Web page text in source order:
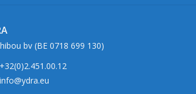
bv (BE 0718 699 130)
+32(0)2.451.00.12
info@ydra.eu